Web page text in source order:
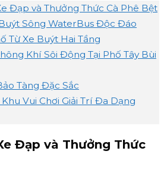
Đạp và Thưởng Thức Cà Phê Bệt
Sông WaterBus Độc Đáo
Từ Xe Buýt Hai Tầng
Khí Sôi Động Tại Phố Tây Bùi
Tàng Đặc Sắc
Vui Chơi Giải Trí Đa Dạng
Đạp và Thưởng Thức